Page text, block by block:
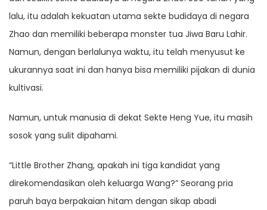
lalu, itu adalah kekuatan utama sekte budidaya di negara
Zhao dan memiliki beberapa monster tua Jiwa Baru Lahir.
Namun, dengan berlalunya waktu, itu telah menyusut ke
ukurannya saat ini dan hanya bisa memiliki pijakan di dunia
kultivasi.
Namun, untuk manusia di dekat Sekte Heng Yue, itu masih
sosok yang sulit dipahami.
“Little Brother Zhang, apakah ini tiga kandidat yang
direkomendasikan oleh keluarga Wang?” Seorang pria
paruh baya berpakaian hitam dengan sikap abadi